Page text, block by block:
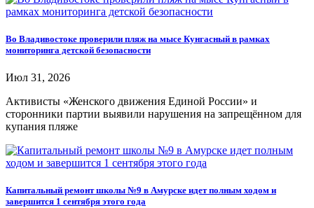
Во Владивостоке проверили пляж на мысе Кунгасный в рамках
мониторинга детской безопасности
Июл 31, 2026
Активисты «Женского движения Единой России» и
сторонники партии выявили нарушения на запрещённом для
купания пляже
Капитальный ремонт школы №9 в Амурске идет полным ходом и
завершится 1 сентября этого года